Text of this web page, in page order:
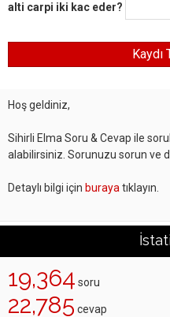
alti carpi iki kac eder?
Hoş geldiniz,
Sihirli Elma Soru & Cevap ile
alabilirsiniz. Sorunuzu sorun ve
Detaylı bilgi için buraya tıklayın.
19,364 soru
22,785 cevap